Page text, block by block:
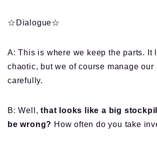
☆Dialogue☆
A: This is where we keep the parts. It
chaotic, but we of course manage our
carefully.
B: Well,that looks like a big
be wrong? How often do you take